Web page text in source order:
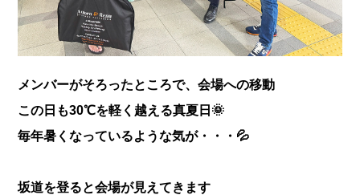
メンバーがそろったところで、会場への移動
この日も30℃を軽く越える真夏日🌞
毎年暑くなっているような気が・・・💦
坂道を登ると会場が見えてきます